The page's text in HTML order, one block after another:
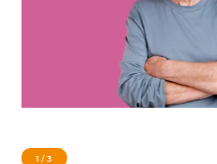
1 / 3